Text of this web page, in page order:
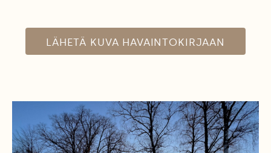
LÄHETÄ KUVA HAVAINTOKIRJAAN